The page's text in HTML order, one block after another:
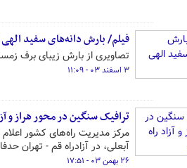
فیلم/ بارش دانه‌های سفید
تصاویری از بارش زیبای برف
۳ اسفند ۰۳ - ۱۱:۰۹
ترافیک سنگین در محور هراز و
آبعلی، در آزادراه قم - تهران
۲۶ بهمن ۰۳ - ۱۷:۵۱